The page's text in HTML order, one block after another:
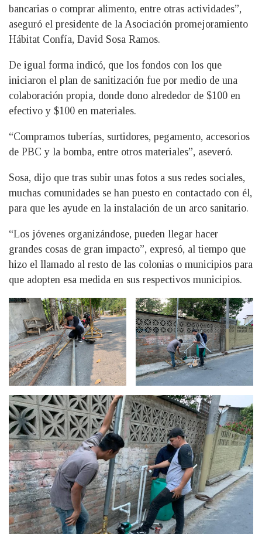
bancarias o comprar alimento, entre otras actividades”,
aseguró el presidente de la Asociación promejoramiento
Hábitat Confía, David Sosa Ramos.
De igual forma indicó, que los fondos con los que
iniciaron el plan de sanitización fue por medio de una
colaboración propia, donde dono alrededor de $100 en
efectivo y $100 en materiales.
“Compramos tuberías, surtidores, pegamento, accesorios
de PBC y la bomba, entre otros materiales”, aseveró.
Sosa, dijo que tras subir unas fotos a sus redes sociales,
muchas comunidades se han puesto en contactado con él,
para que les ayude en la instalación de un arco sanitario.
“Los jóvenes organizándose, pueden llegar hacer
grandes cosas de gran impacto”, expresó, al tiempo que
hizo el llamado al resto de las colonias o municipios para
que adopten esa medida en sus respectivos municipios.